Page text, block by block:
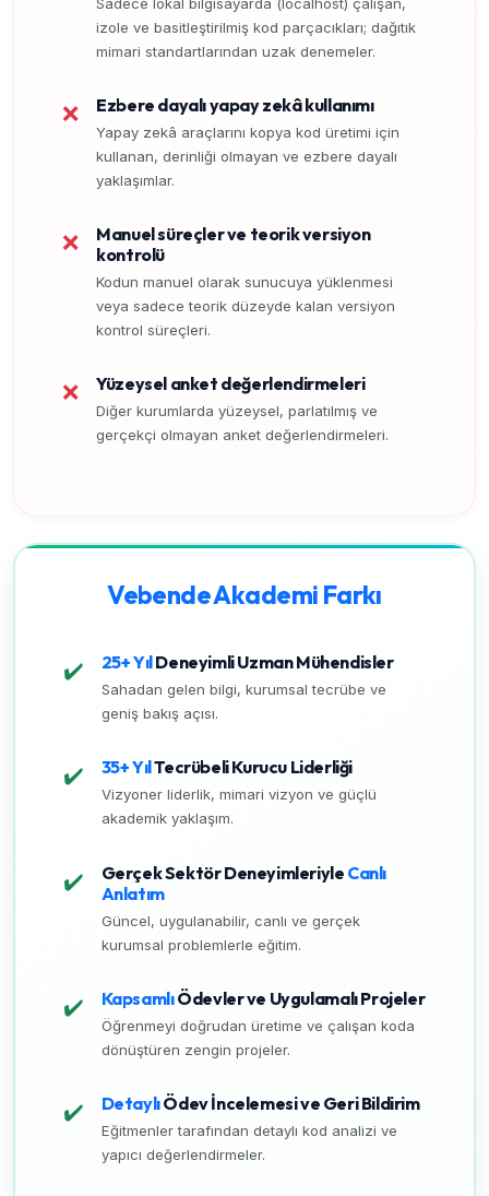
izole ve basitleştirilmiş kod parçacıkları; dağıtık
mimari standartlarından uzak denemeler.
❌ Ezbere dayalı yapay zekâ kullanımı
Yapay zekâ araçlarını kopya kod üretimi için
kullanan, derinliği olmayan ve ezbere dayalı
yaklaşımlar.
❌
Manuel süreçler ve teorik versiyon
kontrolü
Kodun manuel olarak sunucuya yüklenmesi
veya sadece teorik düzeyde kalan versiyon
kontrol süreçleri.
❌ Yüzeysel anket değerlendirmeleri
Diğer kurumlarda yüzeysel, parlatılmış ve
gerçekçi olmayan anket değerlendirmeleri.
Vebende Akademi Farkı
✔️ 25+ YılDeneyimli Uzman Mühendisler
Sahadan gelen bilgi, kurumsal tecrübe ve
geniş bakış açısı.
✔️ 35+ YılTecrübeli Kurucu Liderliği
Vizyoner liderlik, mimari vizyon ve güçlü
akademik yaklaşım.
✔️ Gerçek Sektör Deneyimleriyle Canlı
Anlatım
Güncel, uygulanabilir, canlı ve gerçek
kurumsal problemlerle eğitim.
✔️ KapsamlıÖdevler ve Uygulamalı Projeler
Öğrenmeyi doğrudan üretime ve çalışan koda
dönüştüren zengin projeler.
✔️ DetaylıÖdev İncelemesi ve Geri Bildirim
Eğitmenler tarafından detaylı kod analizi ve
yapıcı değerlendirmeler.